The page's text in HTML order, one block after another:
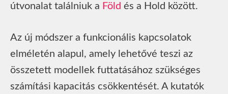
útvonalat találniuk a Föld és a Hold között.
Az új módszer a funkcionális kapcsolatok
elméletén alapul, amely lehetővé teszi az
összetett modellek futtatásához szükséges
számítási kapacitás csökkentését. A kutatók